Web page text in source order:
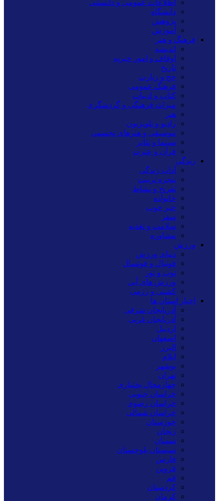
اطلاعات عمومی و دانستنی
دانشگاه
پژوهش
آموزش
فرهنگ و هنر
اندیشه
اوقاف و امور خیریه
تاریخ
حج و زیارت
فرهنگ عمومی
کتاب و ادبیات
میراث فرهنگی و گردشگری
هنر
رادیو و تلویزیون
موسیقی و هنرهای تجسمی
سینما و تئاتر
قرآن و عترت
زندگی
آداب زندگی
پنجره تربیت
تفریح و نشاط
خانواده
خبر خوب
سفر
سلامت و تغذیه
مشاوره
ورزش
دنیای ورزش
فوتبال و فوتسال
توپ و تور
ورزش های آبی
کشتی و رزمی
اخبار استان ها
آذربایجان شرقی
آذربایجان غربی
اردبیل
اصفهان
البرز
ایلام
بوشهر
تهران
چهارمحال بختیاری
خراسان جنوبی
خراسان رضوی
خراسان شمالی
خوزستان
زنجان
سمنان
سیستان بلوچستان
فارس
قزوین
قم
کردستان
کرمان